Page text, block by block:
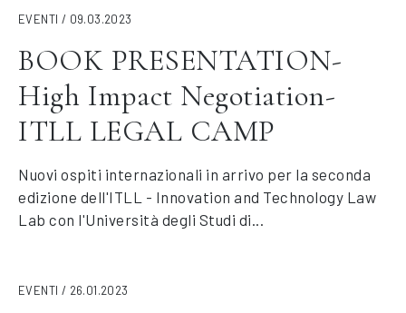
EVENTI / 09.03.2023
BOOK PRESENTATION-
High Impact Negotiation-
ITLL LEGAL CAMP
Nuovi ospiti internazionali in arrivo per la seconda
edizione dell'ITLL - Innovation and Technology Law
Lab con l'Università degli Studi di...
EVENTI / 26.01.2023